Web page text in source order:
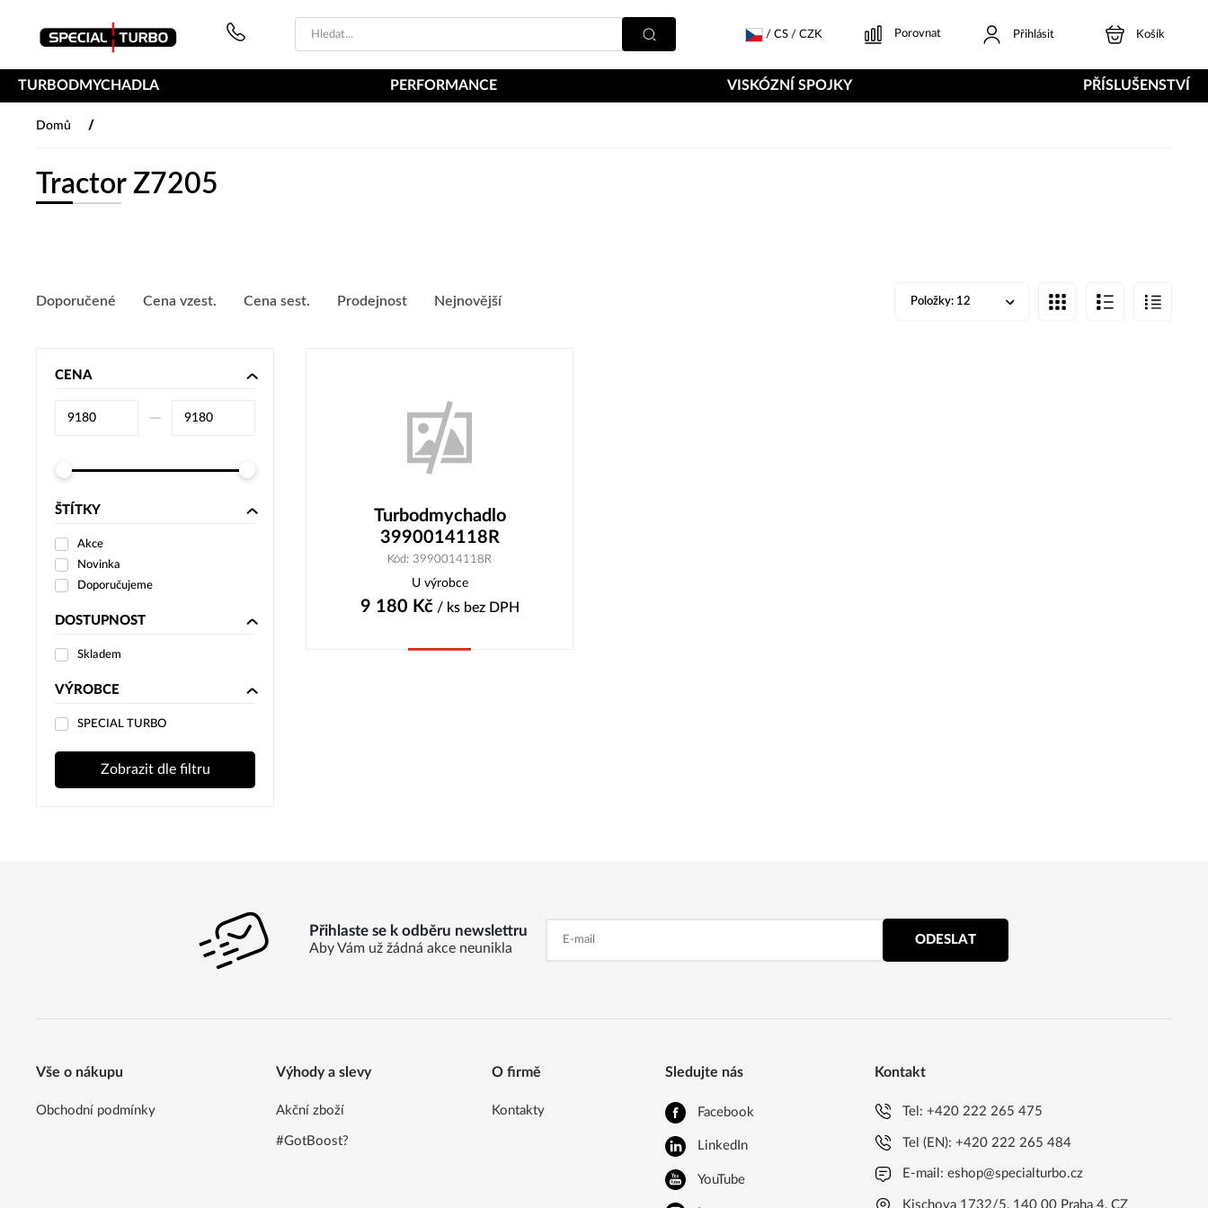
/ CS / CZK Porovnat Přihlásit Košík
TURBODMYCHADLA PERFORMANCE VISKÓZNÍ SPOJKY PŘÍSLUŠENSTVÍ
Domů /
Tractor Z7205
Doporučené Cena vzest. Cena sest. Prodejnost Nejnovější Položky: 12
CENA
–⁠
ŠTÍTKY
Akce
Novinka
Doporučujeme
DOSTUPNOST
Skladem
VÝROBCE
SPECIAL TURBO
Zobrazit dle filtru
Turbodmychadlo
3990014118R
Kód: 3990014118R
U výrobce
9 180 Kč/ ks bez DPH
Přihlaste se k odběru newslettru
Aby Vám už žádná akce neunikla
ODESLAT
Vše o nákupu
Obchodní podmínky
Výhody a slevy
Akční zboží
#GotBoost?
O firmě
Kontakty
Sledujte nás
Facebook
LinkedIn
YouTube
Kontakt
Tel:+420 222 265 475
Tel (EN):+420 222 265 484
E-mail:eshop@specialturbo.cz
Kischova 1732/5, 140 00 Praha 4, CZ